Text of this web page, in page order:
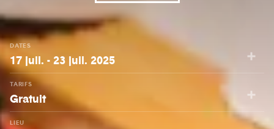
DATES
17 juil. - 23 juil. 2025
TARIFS
Gratuit
LIEU